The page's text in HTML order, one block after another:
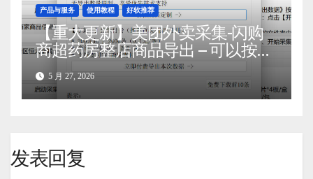
产品与服务 使用教程 好软推荐
【重大更新】美团外卖采集-闪购
商超药房整店商品导出 – 可以按用
户采集后需要的导出数据量计费了
5 月 27, 2026
发表回复